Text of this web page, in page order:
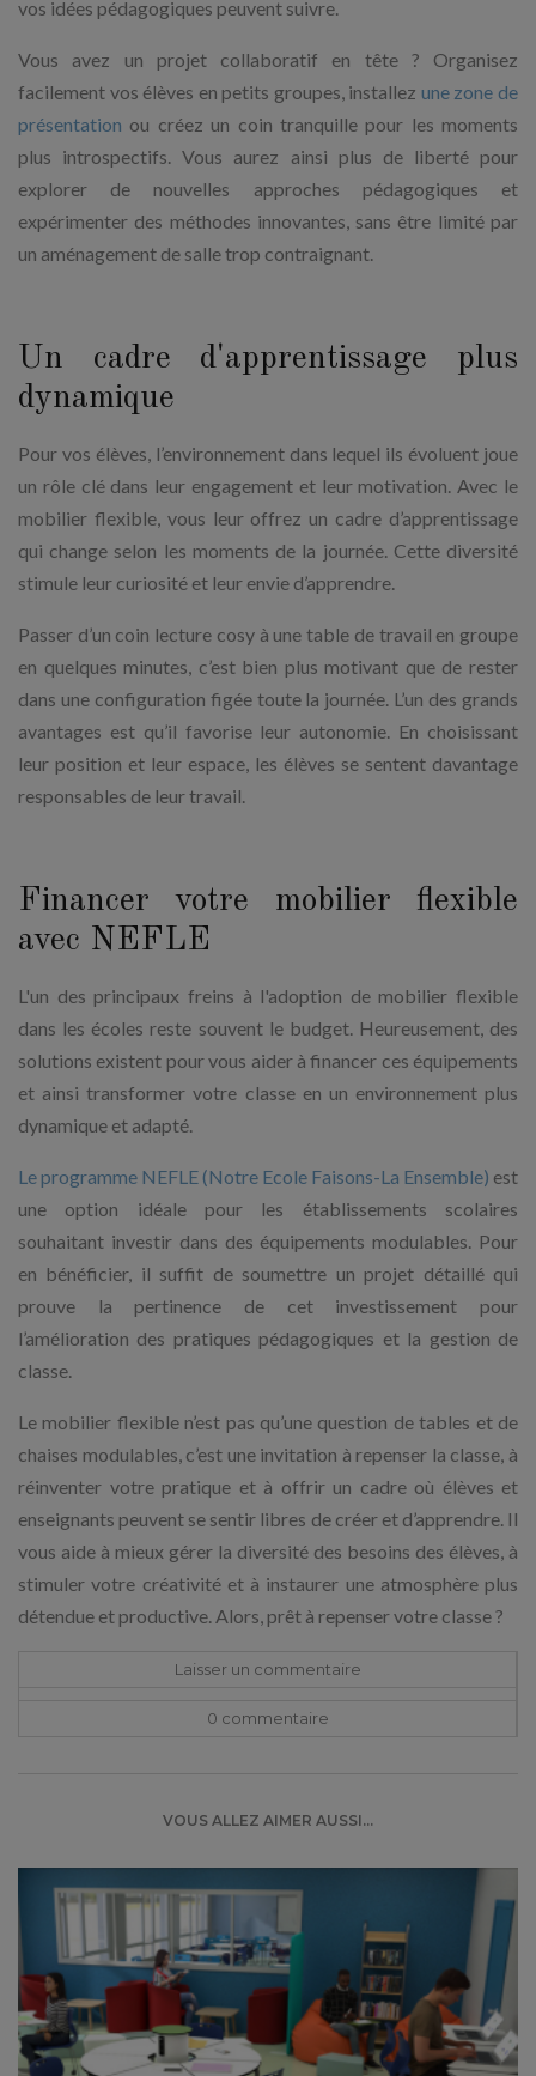
vos idées pédagogiques peuvent suivre.
Vous avez un projet collaboratif en tête ? Organisez
facilement vos élèves en petits groupes, installez une zone de
présentation ou créez un coin tranquille pour les moments
plus introspectifs. Vous aurez ainsi plus de liberté pour
explorer de nouvelles approches pédagogiques et
expérimenter des méthodes innovantes, sans être limité par
un aménagement de salle trop contraignant.
Un cadre d'apprentissage plus
dynamique
Pour vos élèves, l’environnement dans lequel ils évoluent joue
un rôle clé dans leur engagement et leur motivation. Avec le
mobilier flexible, vous leur offrez un cadre d’apprentissage
qui change selon les moments de la journée. Cette diversité
stimule leur curiosité et leur envie d’apprendre.
Passer d’un coin lecture cosy à une table de travail en groupe
en quelques minutes, c’est bien plus motivant que de rester
dans une configuration figée toute la journée. L’un des grands
avantages est qu’il favorise leur autonomie. En choisissant
leur position et leur espace, les élèves se sentent davantage
responsables de leur travail.
Financer votre mobilier flexible
avec NEFLE
L'un des principaux freins à l'adoption de mobilier flexible
dans les écoles reste souvent le budget. Heureusement, des
solutions existent pour vous aider à financer ces équipements
et ainsi transformer votre classe en un environnement plus
dynamique et adapté.
Le programme NEFLE (Notre Ecole Faisons-La Ensemble) est
une option idéale pour les établissements scolaires
souhaitant investir dans des équipements modulables. Pour
en bénéficier, il suffit de soumettre un projet détaillé qui
prouve la pertinence de cet investissement pour
l’amélioration des pratiques pédagogiques et la gestion de
classe.
Le mobilier flexible n’est pas qu’une question de tables et de
chaises modulables, c’est une invitation à repenser la classe, à
réinventer votre pratique et à offrir un cadre où élèves et
enseignants peuvent se sentir libres de créer et d’apprendre. Il
vous aide à mieux gérer la diversité des besoins des élèves, à
stimuler votre créativité et à instaurer une atmosphère plus
détendue et productive. Alors, prêt à repenser votre classe ?
Laisser un commentaire
0 commentaire
VOUS ALLEZ AIMER AUSSI...